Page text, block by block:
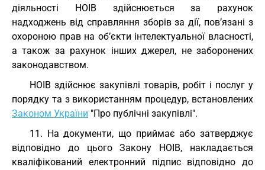
діяльності НОІВ здійснюється за рахунок
надходжень від справляння зборів за дії, пов’язані з
охороною прав на об’єкти інтелектуальної власності,
а також за рахунок інших джерел, не заборонених
законодавством.
НОІВ здійснює закупівлі товарів, робіт і послуг у
порядку та з використанням процедур, встановлених
Законом України "Про публічні закупівлі".
11. На документи, що приймає або затверджує
відповідно до цього Закону НОІВ, накладається
кваліфікований електронний підпис відповідно до